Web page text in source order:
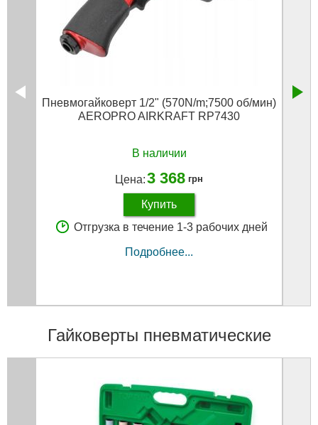
Пневмогайковерт 1/2" (570N/m;7500 об/мин)
AEROPRO AIRKRAFT RP7430
В наличии
Цена:3 368 грн
Купить
Отгрузка в течение 1-3 рабочих дней
Подробнее...
Гайковерты пневматические